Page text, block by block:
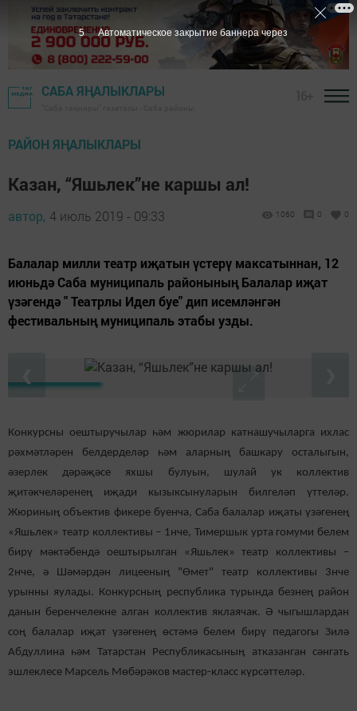
САБА ЯҢАЛЫКЛАРЫ
РАЙОН ЯҢАЛЫКЛАРЫ
Казан, “Яшьлек”не каршы ал!
автор, 4 июль 2019 - 09:33 1060 0 0
Балалар милли театр иҗатын үстерү максатыннан, 12
июньдә Саба муниципаль районының Балалар иҗат
үзәгендә " Театрлы Идел буе" дип исемләнгән
фестивальның муниципаль этабы узды.
Конкурсны оештыручылар һәм жюрилар катнашучыларга ихлас
рәхмәтләрен белдерделәр һәм аларның башкару осталыгын,
әзерлек дәрәҗәсе яхшы булуын, шулай ук коллектив
җитәкчеләренең иҗади кызыксынуларын билгеләп үттеләр.
Жюриның объектив фикере буенча, Саба балалар иҗаты үзәгенең
«Яшьлек» театр коллективы – 1нче, Тимершык урта гомуми белем
бирү мәктәбендә оештырылган «Яшьлек» театр коллективы –
2нче, ә Шәмәрдән лицееның "Өмет" театр коллективы 3нче
урынны яулады. Конкурсның республика турында безнең район
данын беренчелекне алган коллектив яклаячак. Ә чыгышлардан
соң балалар иҗат үзәгенең өстәмә белем бирү педагогы Зилә
Абдуллина һәм Татарстан Республикасының атказанган сәнгать
эшлеклесе Марсель Мөбәрәков мастер-класс күрсәттеләр.
4 Автоматическое закрытие баннера через